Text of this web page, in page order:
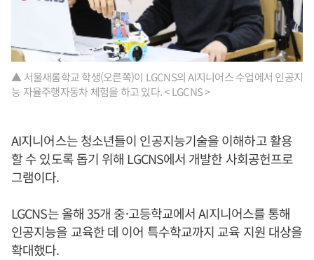
▲ 서울새롬학교 학생(오른쪽)이 LGCNS의 AI지니어스 수업에서 인공지
능 자율주행자동차 체험을 하고 있다. < LGCNS >
AI지니어스는 청소년들이 인공지능기술을 이해하고 활용
할 수 있도록 돕기 위해 LGCNS에서 개발한 사회공헌프로
그램이다.
LGCNS는 올해 35개 중·고등학교에서 AI지니어스를 통해
인공지능을 교육한 데 이어 특수학교까지 교육 지원 대상을
확대했다.